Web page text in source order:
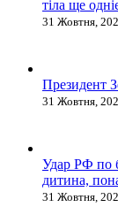
тіла ще
31 Жовтня,
Президент
31 Жовтня,
Удар РФ по
дитина,
31 Жовтня,